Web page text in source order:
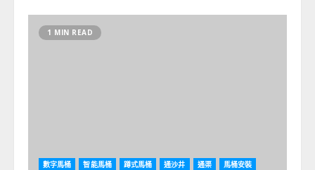
1 MIN READ
數字馬桶 智能馬桶 蹲式馬桶 通沙井 通渠
馬桶安裝